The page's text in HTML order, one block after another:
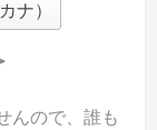
ナ）
んので、誰も